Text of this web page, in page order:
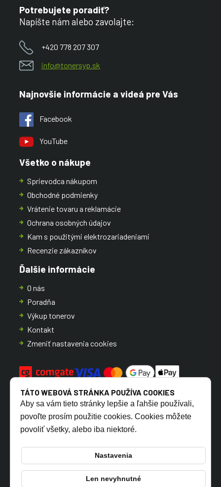
Potrebujete poradiť?
Napíšte nám alebo zavolajte:
+420 778 207 307
info@tonersyp.sk
Najnovšie informácie a videá pre Vás
Facebook
YouTube
Všetko o nákupe
Sprievodca nákupom
Obchodné podmienky
Vrátenie tovaru a reklamácie
Ochrana osobných údajov
Kam s použitými elektrozariadeniami
Recenzie zákazníkov
Ďalšie informácie
O nás
Poradňa
Výkup tonerov
Kontakt
Zmeniť nastavenia cookies
CZ SK
TÁTO WEBOVÁ STRÁNKA POUŽÍVA COOKIES
Aby sa vám tieto stránky lepšie a ľahšie používali,
povoľte prosím použitie cookies. Cookies môžete
povoliť všetky, alebo iba niektoré.
Nastavenia
Len nevyhnutné